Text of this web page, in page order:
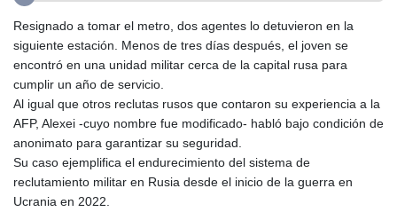
HKD 9.070539
HNL 30.905421
HRK 7.534365
HUF 363.454703
IDR 20538.069336
ILS 3.466464
IMP 0.857585
INR 110.147015
Resignado a tomar el metro, dos agentes lo detuvieron en la
siguiente estación. Menos de tres días después, el joven se
encontró en una unidad militar cerca de la capital rusa para
cumplir un año de servicio.
Al igual que otros reclutas rusos que contaron su experiencia a la
AFP, Alexei -cuyo nombre fue modificado- habló bajo condición de
anonimato para garantizar su seguridad.
Su caso ejemplifica el endurecimiento del sistema de
reclutamiento militar en Rusia desde el inicio de la guerra en
Ucrania en 2022.